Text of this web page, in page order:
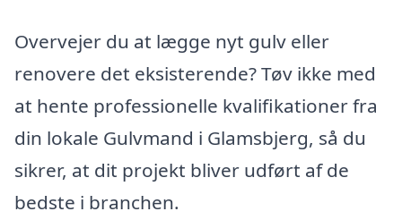
Overvejer du at lægge nyt gulv eller
renovere det eksisterende? Tøv ikke med
at hente professionelle kvalifikationer fra
din lokale Gulvmand i Glamsbjerg, så du
sikrer, at dit projekt bliver udført af de
bedste i branchen.